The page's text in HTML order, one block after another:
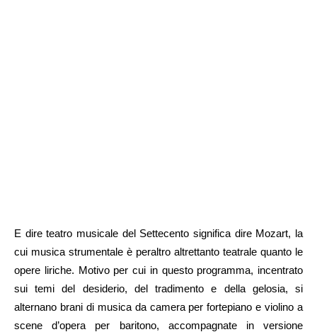
E dire teatro musicale del Settecento significa dire Mozart, la
cui musica strumentale è peraltro altrettanto teatrale quanto le
opere liriche. Motivo per cui in questo programma, incentrato
sui temi del desiderio, del tradimento e della gelosia, si
alternano brani di musica da camera per fortepiano e violino a
scene d’opera per baritono, accompagnate in versione